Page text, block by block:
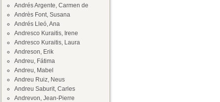
Andrés Argente, Carmen de
Andrès Font, Susana
Andrés Lleó, Ana
Andresco Kuraitis, Irene
Andresco Kuraitis, Laura
Andreson, Erik
Andreu, Fátima
Andreu, Mabel
Andreu Ruiz, Neus
Andreu Saburit, Carles
Andrevon, Jean-Pierre